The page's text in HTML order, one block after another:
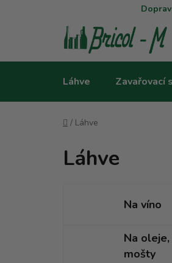
Láhve Zavařovací
Domů
/ Láhve
Láhve
Na víno
Na
mošty